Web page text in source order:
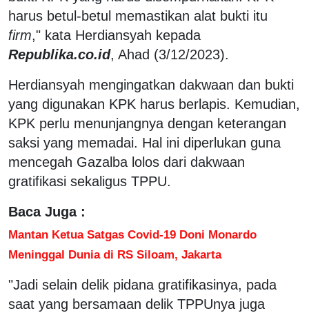
harus betul-betul memastikan alat bukti itu
firm," kata Herdiansyah kepada
Republika.co.id, Ahad (3/12/2023).
Herdiansyah mengingatkan dakwaan dan bukti
yang digunakan KPK harus berlapis. Kemudian,
KPK perlu menunjangnya dengan keterangan
saksi yang memadai. Hal ini diperlukan guna
mencegah Gazalba lolos dari dakwaan
gratifikasi sekaligus TPPU.
Baca Juga :
Mantan Ketua Satgas Covid-19 Doni Monardo
Meninggal Dunia di RS Siloam, Jakarta
"Jadi selain delik pidana gratifikasinya, pada
saat yang bersamaan delik TPPUnya juga